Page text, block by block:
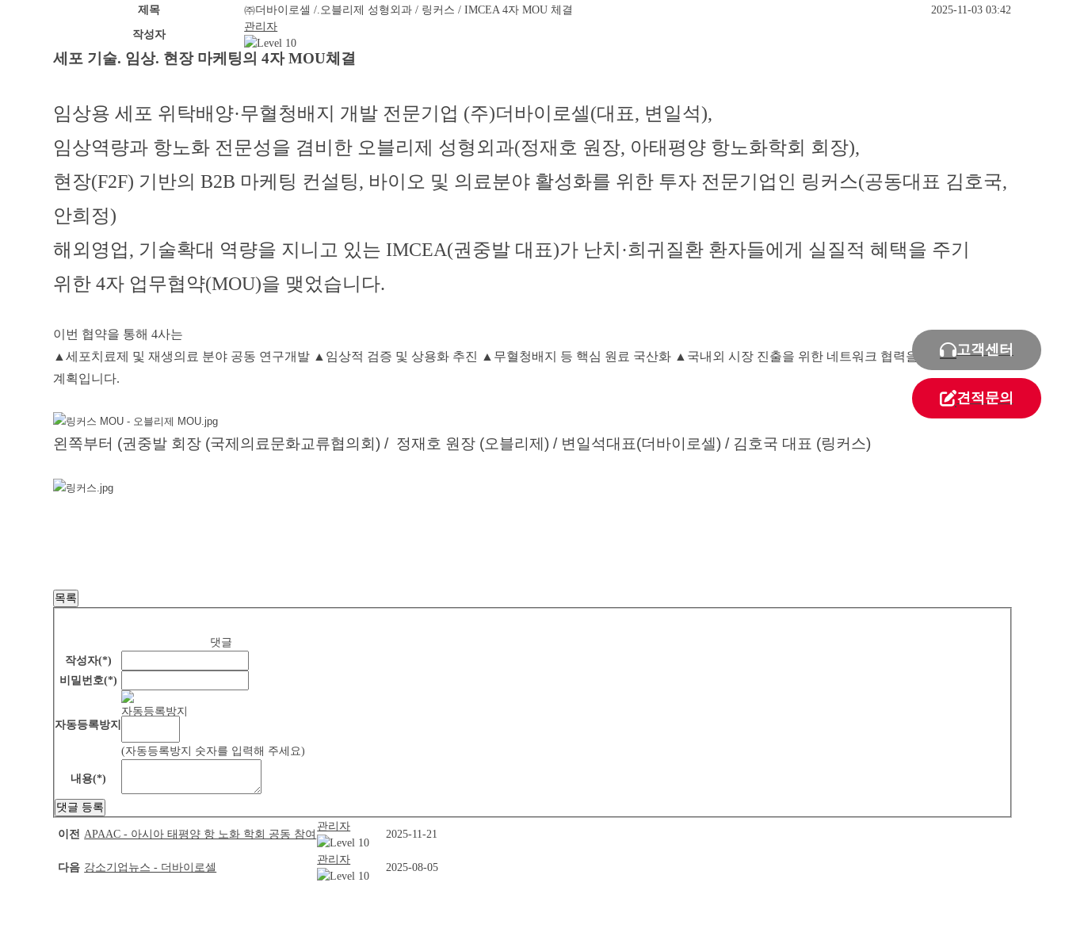
고객센터
견적문의
제목 ㈜더바이로셀 /.오블리제 성형외과 / 링커스 / IMCEA 4자 MOU 체결 2025-11-03 03:42
작성자
관리자
세포 기술. 임상. 현장 마케팅의 4자MOU쳬결
임상용 세포 위탁배양·무혈청배지 개발 전문기업 (주)더바이로셀(대표, 변일석),
임상역량과 항노화 전문성을 겸비한 오블리제 성형외과(정재호 원장, 아태평양 항노화학회 회장),
현장(F2F) 기반의 B2B 마케팅 컨설팅, 바이오 및 의료분야 활성화를 위한 투자 전문기업인 링커스(공동대표 김호국,
안희정)
해외영업, 기술확대 역량을 지니고 있는 IMCEA(권중발 대표)가 난치 ·희귀질환 환자들에게 실질적 혜택을 주기
위한 4자 업무협약(MOU)을 맺었습니다.
이번 협약을 통해 4사는
▲세포치료제 및 재생의료 분야 공동 연구개발 ▲임상적 검증 및 상용화 추진 ▲무혈청배지 등 핵심 원료 국산화 ▲국내외 시장 진출을 위한 네트워크 협력을 강화할
계획입니다.
왼쪽부터 (권중발 회장 (국제의료문화교류협의회) / 정재호 원장 (오블리제) / 변일석대표(더바이로셀) / 김호국 대표 (링커스)
목록
댓글
작성자(*)
비밀번호(*)
자동등록방지
(자동등록방지 숫자를 입력해 주세요)
내용(*)
댓글 등록
이전 APAAC - 아시아 태평양 항 노화 학회 공동 참여
관리자
2025-11-21
다음 강소기업뉴스 - 더바이로셀
관리자
2025-08-05